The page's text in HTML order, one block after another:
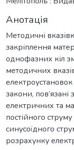
Анотація
Методичні
закріплення
однофазних кіл
методичних
закони,
електричних та
постійного
синусоїдного
розрахунку